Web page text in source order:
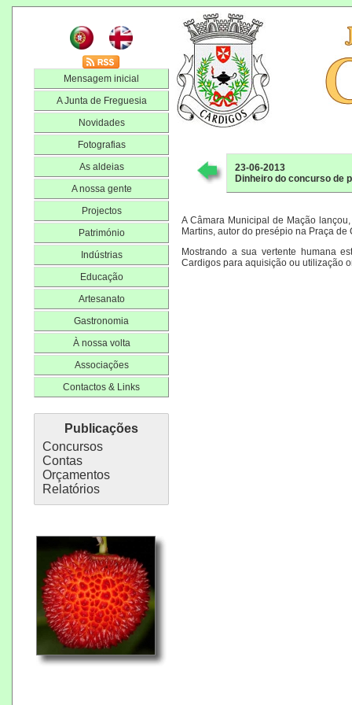
Mensagem inicial
A Junta de Freguesia
Novidades
Fotografias
As aldeias
A nossa gente
Projectos
Património
Indústrias
Educação
Artesanato
Gastronomia
À nossa volta
Associações
Contactos & Links
Publicações
Concursos
Contas
Orçamentos
Relatórios
23-06-2013
Dinheiro do concurso de
A Câmara Municipal de Mação
Martins, autor do presépio na Praça
Mostrando a sua vertente humana
Cardigos para aquisição ou utilização